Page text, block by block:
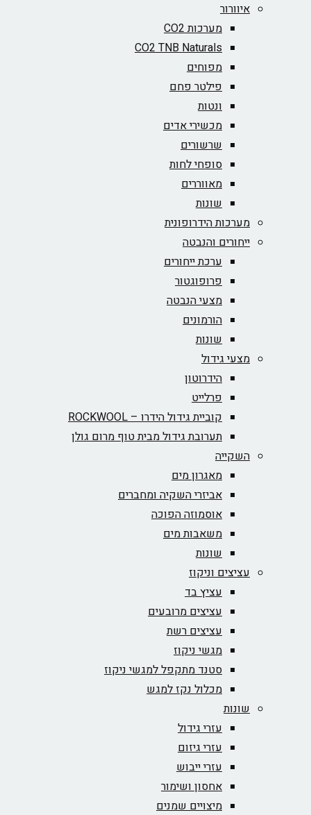
איוורור
מערכות CO2
CO2 TNB Naturals
מפוחים
פילטר פחם
ונטות
מכשירי אדים
שרשורים
סופחי לחות
מאווררים
שונות
מערכות הידרופונית
ייחורים והנבטה
ערכת ייחורים
פרופוגטור
מצעי הנבטה
הורמונים
שונות
מצעי גידול
הידרוטון
פרלייט
קוביית גידול הידרו – ROCKWOOL‏
תערובת גידול מבית טוף מרום גולן
השקייה
מאגרון מים
אביזרי השקיה ומחברים
אוסמוזה הפוכה
משאבות מים
שונות
עציצים וניקוז
עציץ בד
עציצים מרובעים
עציצים רשת
מגשי ניקוז
סטנד מתקפל למגשי ניקוז
מכלול נקז למגש
שונות
עזרי גידול
עזרי גיזום
עזרי ייבוש
אחסון ושימור
מיצויים שמנים